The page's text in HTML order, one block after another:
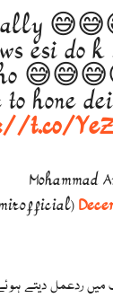
esi do k
hone
t.co/
— Mohammad
ردعمل دیتے ہوئے